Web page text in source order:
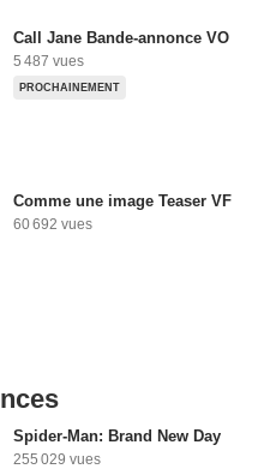
Call Jane Bande-annonce VO
5 487 vues
PROCHAINEMENT
Comme une image Teaser VF
60 692 vues
Spider-Man: Brand New Day
255 029 vues